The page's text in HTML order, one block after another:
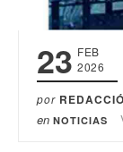
23 FEB
2026
por
en NOTICIAS